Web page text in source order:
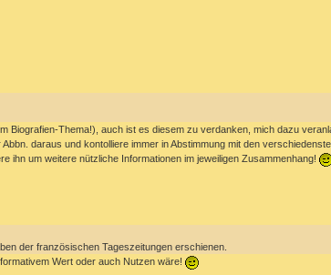
Biografien-Thema!), auch ist es diesem zu verdanken, mich dazu
daraus und kontolliere immer in Abstimmung mit den
ihn um weitere nützliche Informationen im jeweiligen Zusammenhang!
der französischen Tageszeitungen erschienen.
Wert oder auch Nutzen wäre!